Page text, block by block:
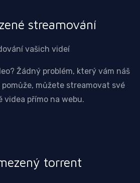
streamování
vašich videí
Žádný problém, který vám náš
můžete streamovat své
videa přímo na webu.
torrent